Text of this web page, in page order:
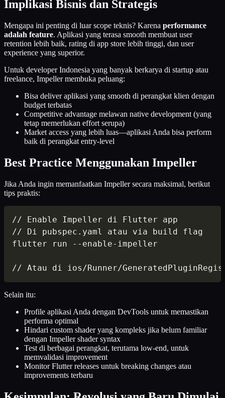
Implikasi Bisnis dan Strategis
Mengapa ini penting di luar scope teknis? Karena performance
adalah feature. Aplikasi yang terasa smooth membuat user
retention lebih baik, rating di app store lebih tinggi, dan user
experience yang superior.
Untuk developer Indonesia yang banyak berkarya di startup atau
freelance, Impeller membuka peluang:
Bisa deliver aplikasi yang smooth di perangkat klien dengan
budget terbatas
Competitive advantage melawan native development (yang
tetap memerlukan effort serupa)
Market access yang lebih luas—aplikasi Anda bisa perform
baik di perangkat entry-level
Best Practice Menggunakan Impeller
Jika Anda ingin memanfaatkan Impeller secara maksimal, berikut
tips praktis:
// Enable Impeller di Flutter app
// Di pubspec.yaml atau via build flag
flutter run --enable-impeller
// Atau di ios/Runner/
Selain itu:
Profile aplikasi Anda dengan DevTools untuk memastikan
performa optimal
Hindari custom shader yang kompleks jika belum familiar
dengan Impeller shader syntax
Test di berbagai perangkat, terutama low-end, untuk
memvalidasi improvement
Monitor Flutter releases untuk breaking changes atau
improvements terbaru